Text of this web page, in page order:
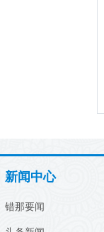
新闻中心
错那要闻